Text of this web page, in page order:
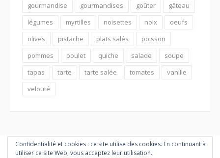
gourmandise
gourmandises goûter
gâteau
légumes
myrtilles noisettes noix
oeufs
olives
pistache plats salés
poisson
pommes
poulet quiche salade
soupe
tapas
tarte tarte salée tomates
vanille
velouté
Confidentialité et cookies : ce site utilise des cookies. En continuant à
utiliser ce site Web, vous acceptez leur utilisation.